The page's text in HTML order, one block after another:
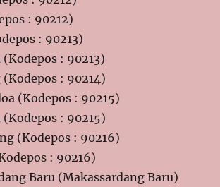
: 90212)
: 90213)
: 90213)
: 90214)
(Kodepos : 90215)
: 90215)
(Kodepos : 90216)
: 90216)
Baru (Makassardang Baru)